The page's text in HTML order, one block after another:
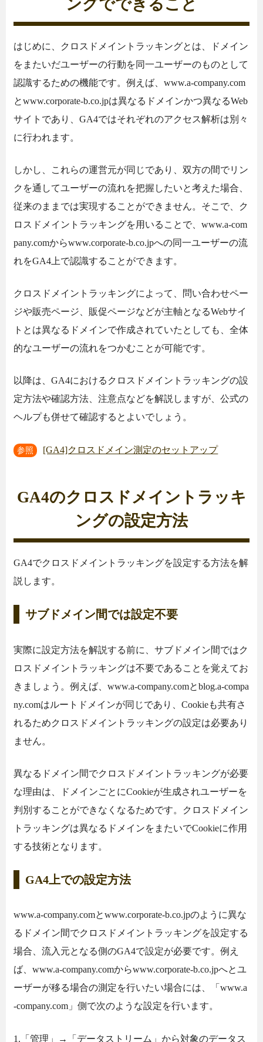
ングでできること
はじめに、クロスドメイントラッキングとは、ドメイン
をまたいだユーザーの行動を同一ユーザーのものとして
認識するための機能です。例えば、www.a-company.com
とwww.corporate-b.co.jpは異なるドメインかつ異なるWeb
サイトであり、GA4ではそれぞれのアクセス解析は別々
に行われます。
しかし、これらの運営元が同じであり、双方の間でリン
クを通してユーザーの流れを把握したいと考えた場合、
従来のままでは実現することができません。そこで、ク
ロスドメイントラッキングを用いることで、www.a-com
pany.comからwww.corporate-b.co.jpへの同一ユーザーの流
れをGA4上で認識することができます。
クロスドメイントラッキングによって、問い合わせペー
ジや販売ページ、販促ページなどが主軸となるWebサイ
トとは異なるドメインで作成されていたとしても、全体
的なユーザーの流れをつかむことが可能です。
以降は、GA4におけるクロスドメイントラッキングの設
定方法や確認方法、注意点などを解説しますが、公式の
ヘルプも併せて確認するとよいでしょう。
参照 [GA4]クロスドメイン測定のセットアップ
GA4のクロスドメイントラッキ
ングの設定方法
GA4でクロスドメイントラッキングを設定する方法を解
説します。
サブドメイン間では設定不要
実際に設定方法を解説する前に、サブドメイン間ではク
ロスドメイントラッキングは不要であることを覚えてお
きましょう。例えば、www.a-company.comとblog.a-compa
ny.comはルートドメインが同じであり、Cookieも共有さ
れるためクロスドメイントラッキングの設定は必要あり
ません。
異なるドメイン間でクロスドメイントラッキングが必要
な理由は、ドメインごとにCookieが生成されユーザーを
判別することができなくなるためです。クロスドメイン
トラッキングは異なるドメインをまたいでCookieに作用
する技術となります。
GA4上での設定方法
www.a-company.comとwww.corporate-b.co.jpのように異な
るドメイン間でクロスドメイントラッキングを設定する
場合、流入元となる側のGA4で設定が必要です。例え
ば、www.a-company.comからwww.corporate-b.co.jpへとユ
ーザーが移る場合の測定を行いたい場合には、「www.a
-company.com」側で次のような設定を行います。
1.「管理」→「データストリーム」から対象のデータス